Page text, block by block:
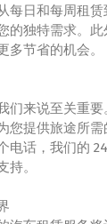
每日和每周租
的独特需求。
多节省的机会。
们来说至关重
您提供旅途所
电话，我们的
持。